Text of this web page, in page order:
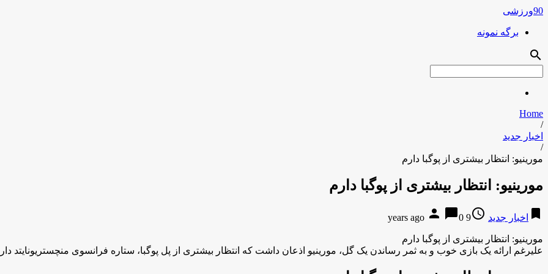
90ورزشی
برگه نمونه
search
Home
/
اخبار جدید
/
مورینیو: انتظار بیشتری از پوگبا دارم
مورینیو: انتظار بیشتری از پوگبا دارم
bookmark اخبار جدید access_time
9 years ago
person chat_bubble0
مورینیو: انتظار بیشتری از پوگبا دارم
علیرغم ارائه یک بازی خوب و به ثمر رساندن یک گل، مورینیو اذعان داشت که انتظار بیشتری از پل پوگبا، ستاره فرانسوی منچستریونایتد